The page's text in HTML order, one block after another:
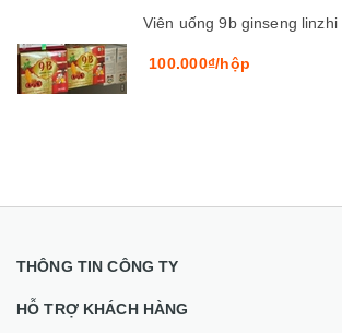
Viên uống 9b ginseng linzhi
100.000₫/hộp
THÔNG TIN CÔNG TY
HỖ TRỢ KHÁCH HÀNG